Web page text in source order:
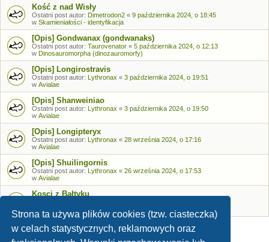
Strona ta używa plików cookies (tzw. ciasteczka)
w celach statystycznych, reklamowych oraz
Kość z nad Wisły
Ostatni post autor: Dimetrodon2 « 9 października 2024, o 18:45
w Skamieniałości - identyfikacja
[Opis] Gondwanax (gondwanaks)
Ostatni post autor: Taurovenator « 5 października 2024, o 12:13
w Dinosauromorpha (dinozauromorfy)
[Opis] Longirostravis
Ostatni post autor: Lythronax « 3 października 2024, o 19:51
w Avialae
[Opis] Shanweiniao
Ostatni post autor: Lythronax « 3 października 2024, o 19:50
w Avialae
[Opis] Longipteryx
Ostatni post autor: Lythronax « 28 września 2024, o 17:16
w Avialae
[Opis] Shuilingornis
Ostatni post autor: Lythronax « 26 września 2024, o 17:53
w Avialae
Kosci z Bałtyku
Skamieniałości - identyfikacja